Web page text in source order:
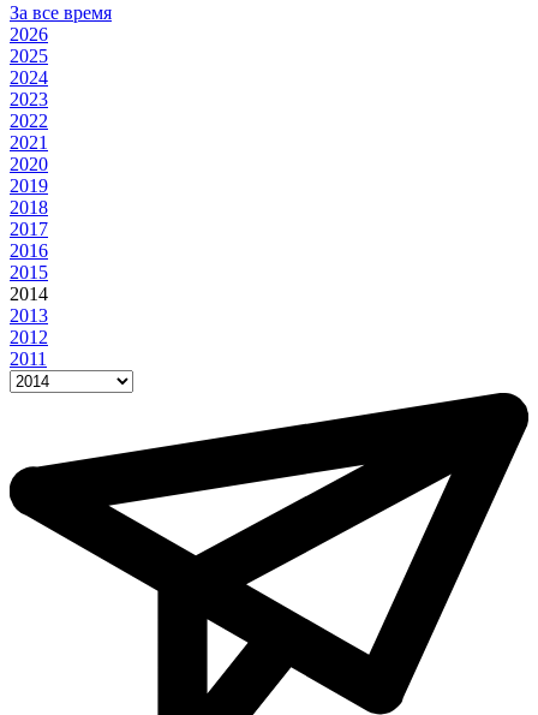
За все время
2026
2025
2024
2023
2022
2021
2020
2019
2018
2017
2016
2015
2014
2013
2012
2011